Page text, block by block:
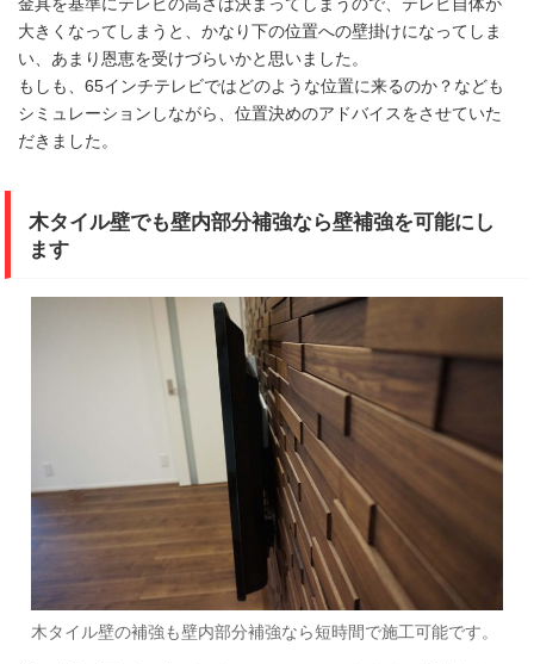
大きくなってしまうと、かなり下の位置への壁掛けになってしま
い、あまり恩恵を受けづらいかと思いました。
もしも、65インチテレビではどのような位置に来るのか？なども
シミュレーションしながら、位置決めのアドバイスをさせていた
だきました。
木タイル壁でも壁内部分補強なら壁補強を可能にし
ます
木タイル壁の補強も壁内部分補強なら短時間で施工可能です。